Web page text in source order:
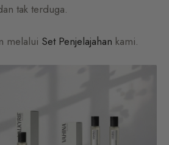
tak terduga.
melalui Set Penjelajahan kami.